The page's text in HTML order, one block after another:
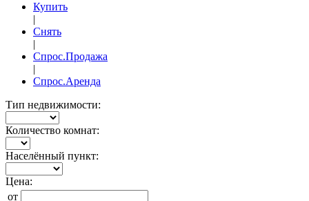
Купить
|
Снять
|
Спрос.Продажа
|
Спрос.Аренда
Тип недвижимости:
Количество комнат:
Населённый пункт:
Цена:
от